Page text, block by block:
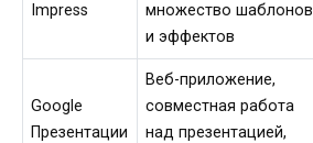
Impress
множество шаблонов
и эффектов
Google
Презентации
Веб-приложение,
совместная работа
над презентацией,